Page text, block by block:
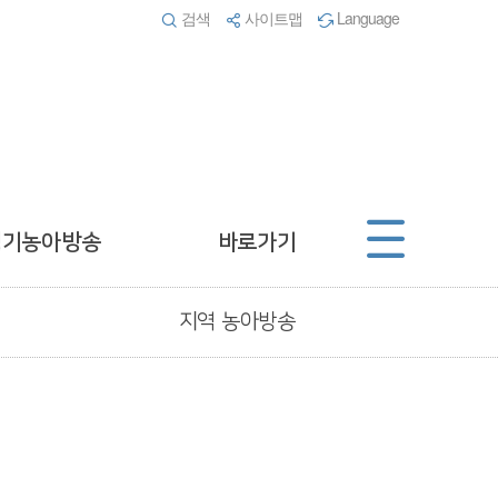
검색 사이트맵 Language
농아방송 바로가기
지역 농아방송